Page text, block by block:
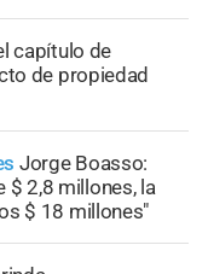
capítulo de
de propiedad
Jorge Boasso:
$ 2,8 millones, la
$ 18 millones"